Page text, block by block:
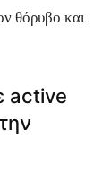
θόρυβο και
active